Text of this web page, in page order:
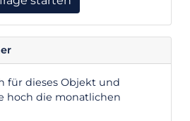
für dieses Objekt und
hoch die monatlichen